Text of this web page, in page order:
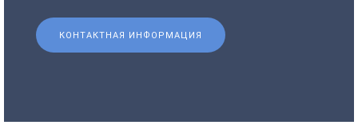
КОНТАКТНАЯ ИНФОРМАЦИЯ